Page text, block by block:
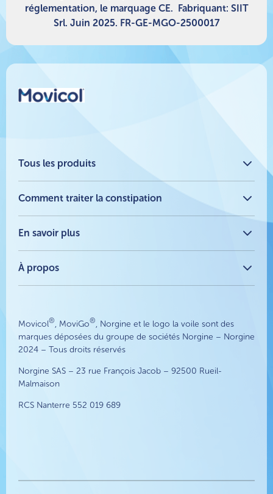
réglementation, le marquage CE. Fabriquant: SIIT
Srl. Juin 2025. FR-GE-MGO-2500017
Tous les produits
Movicol®Sans Arôme - Médicament
Movicol®Chocolat - Médicament
Movicol Arôme Citron - Médicament
MoviGo® - Dispositif Médical
Comment traiter la constipation
Comment Movicol®agit
Qu'est-ce que la constipation ?
En savoir plus
Tous les articles
Constipation en voyage
complet
À propos
FAQs
Movicol®, MoviGo®, Norgine et le logo la voile sont des
marques déposées du groupe de sociétés Norgine – Norgine
2024 – Tous droits réservés
Norgine SAS – 23 rue François Jacob – 92500 Rueil-
Malmaison
RCS Nanterre 552 019 689